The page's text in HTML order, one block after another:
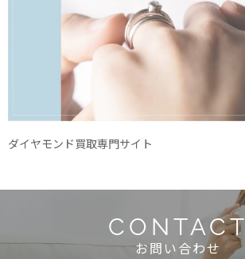
ダイヤモンド買取専門サイト
CONTACT
お問い合わせ